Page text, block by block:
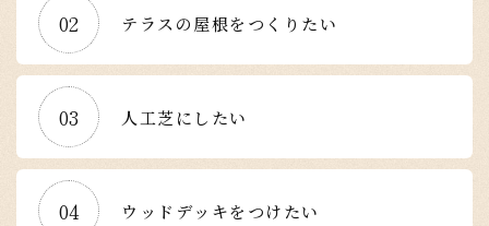
02 テラスの屋根をつくりたい
03 人工芝にしたい
04 ウッドデッキをつけたい